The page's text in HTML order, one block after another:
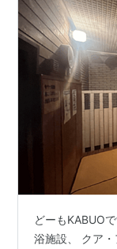
どーもKABUO
浴施設、 クア